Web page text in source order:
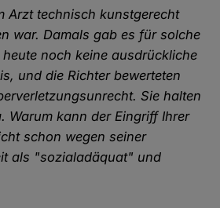
Arzt technisch kunstgerecht
war. Damals gab es für solche
noch keine ausdrückliche
und die Richter bewerteten
Sie halten
Warum kann der Eingriff Ihrer
schon wegen seiner
als "sozialadäquat" und